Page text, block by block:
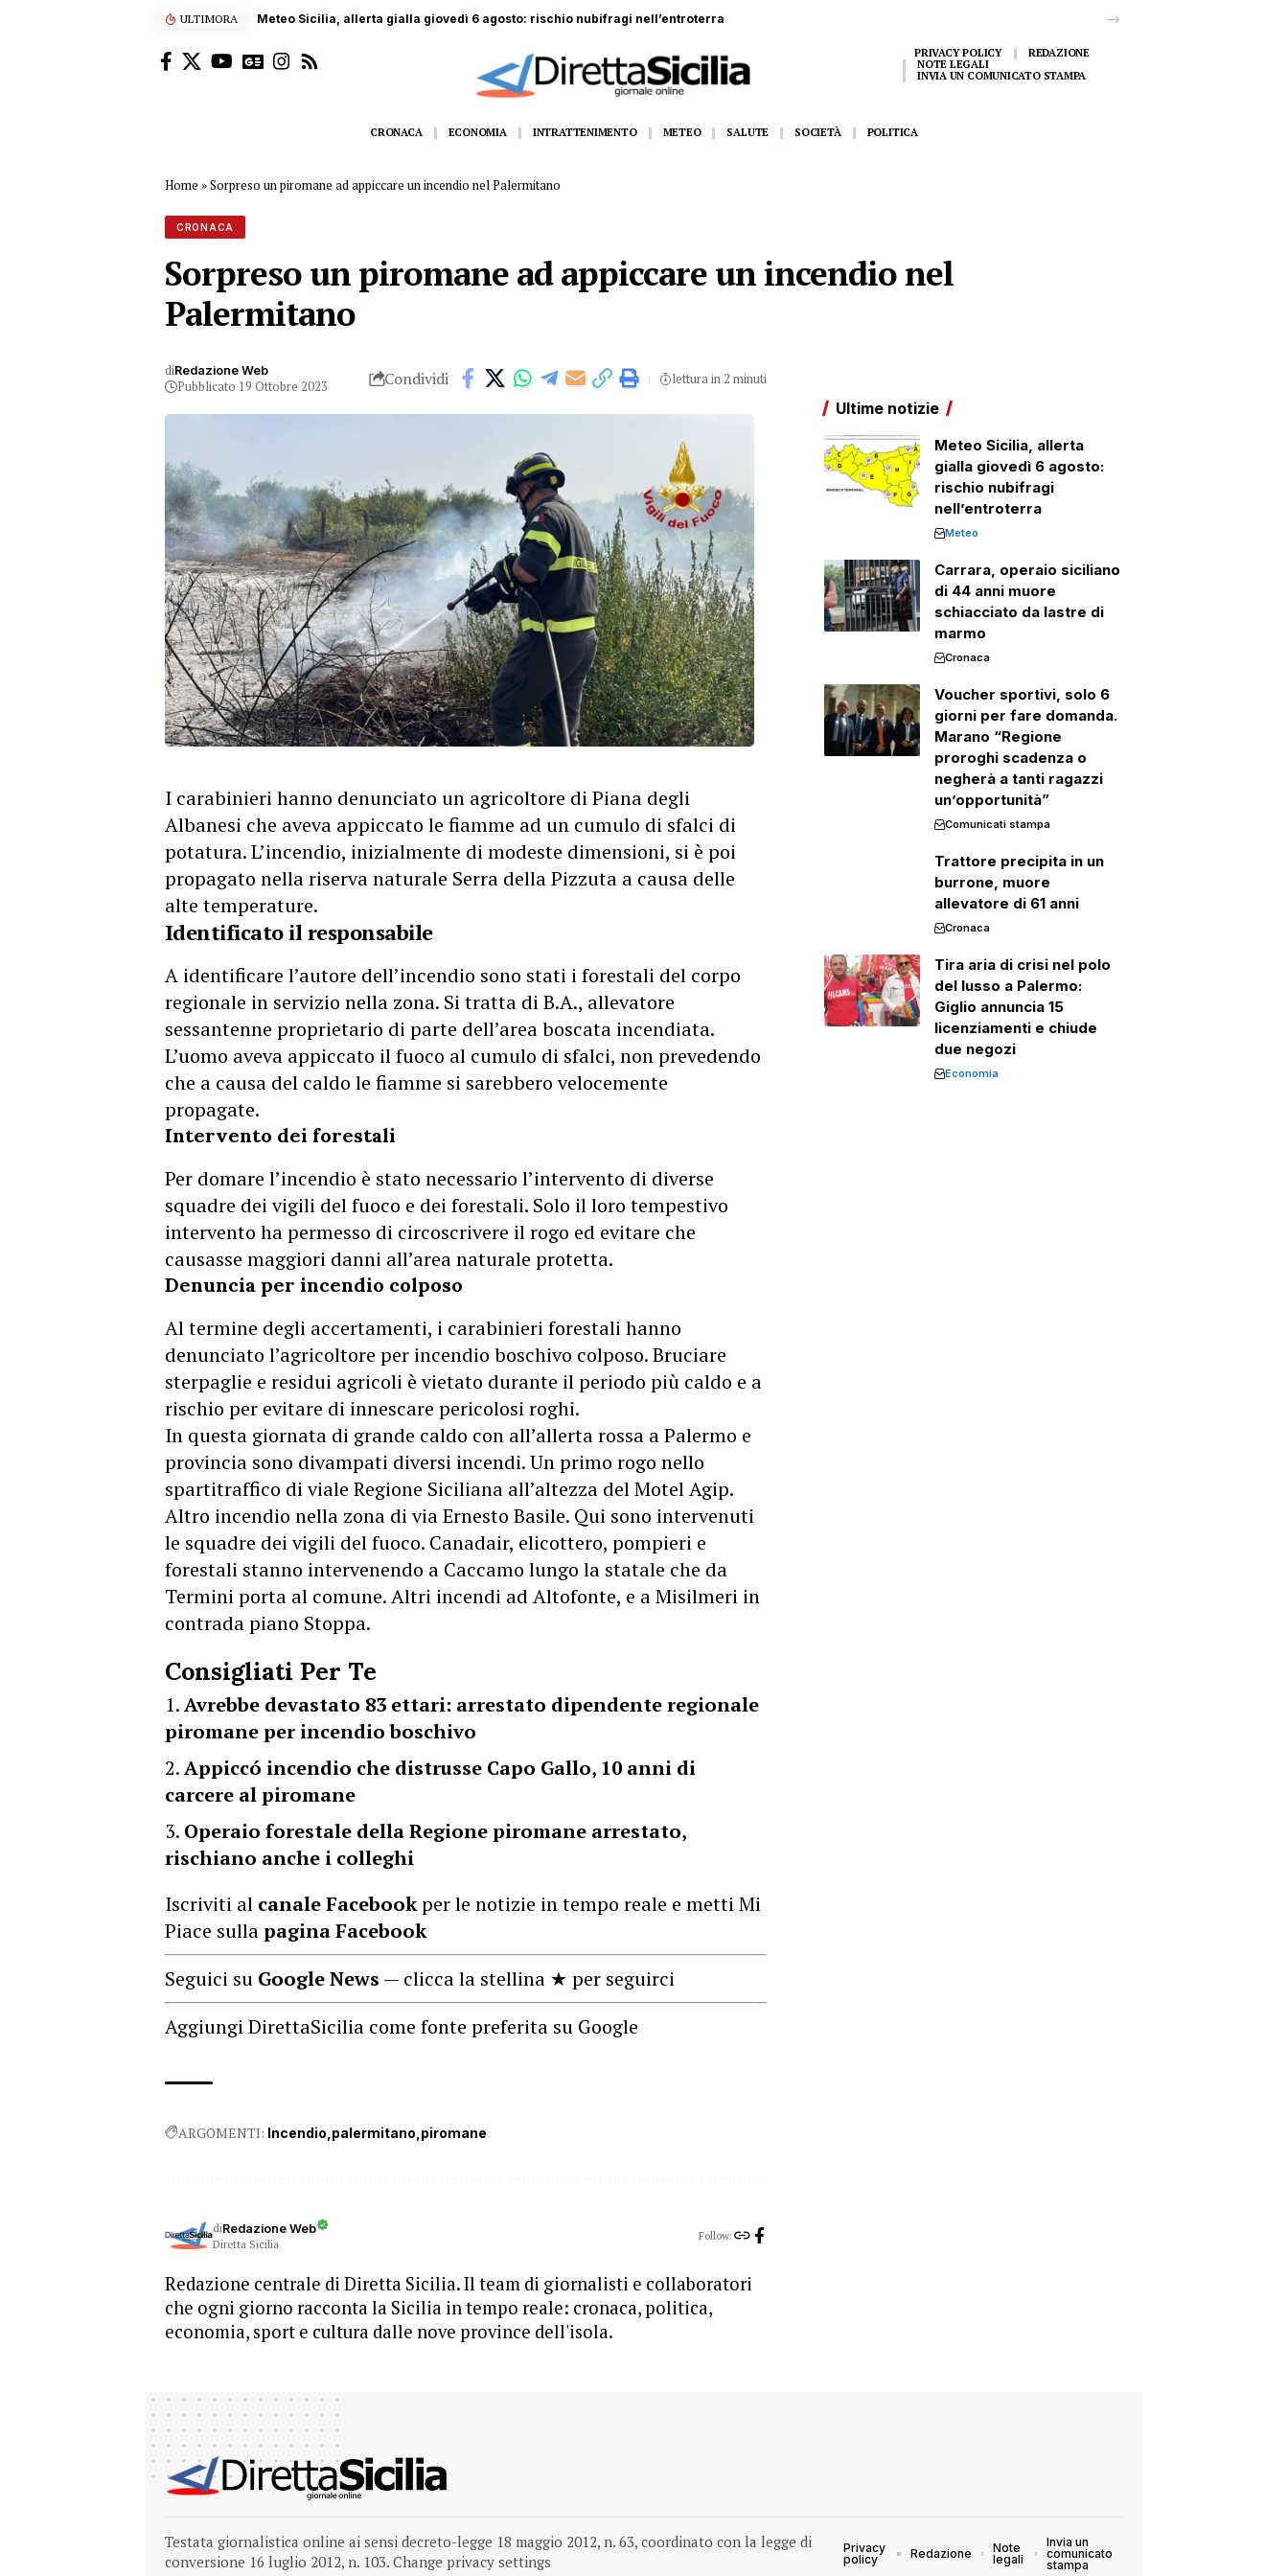
ULTIMORA Carrara, operaio siciliano di 44 anni muore schiacciato da lastre di marmo
PRIVACY POLICY
REDAZIONE
NOTE LEGALI
INVIA UN COMUNICATO STAMPA
CRONACA ECONOMIA INTRATTENIMENTO METEO SALUTE SOCIETÀ POLITICA
Home »Sorpreso un piromane ad appiccare un incendio nel Palermitano
CRONACA
Sorpreso un piromane ad appiccare un incendio nel
Palermitano
diRedazione Web
Pubblicato 19 Ottobre 2023 Condividi lettura in 2 minuti
I carabinieri hanno denunciato un agricoltore di Piana degli
Albanesi che aveva appiccato le fiamme ad un cumulo di sfalci di
potatura. L’incendio, inizialmente di modeste dimensioni, si è poi
propagato nella riserva naturale Serra della Pizzuta a causa delle
alte temperature.
Identificato il responsabile
A identificare l’autore dell’incendio sono stati i forestali del corpo
regionale in servizio nella zona. Si tratta di B.A., allevatore
sessantenne proprietario di parte dell’area boscata incendiata.
L’uomo aveva appiccato il fuoco al cumulo di sfalci, non prevedendo
che a causa del caldo le fiamme si sarebbero velocemente
propagate.
Intervento dei forestali
Per domare l’incendio è stato necessario l’intervento di diverse
squadre dei vigili del fuoco e dei forestali. Solo il loro tempestivo
intervento ha permesso di circoscrivere il rogo ed evitare che
causasse maggiori danni all’area naturale protetta.
Denuncia per incendio colposo
Al termine degli accertamenti, i carabinieri forestali hanno
denunciato l’agricoltore per incendio boschivo colposo. Bruciare
sterpaglie e residui agricoli è vietato durante il periodo più caldo e a
rischio per evitare di innescare pericolosi roghi.
In questa giornata di grande caldo con all’allerta rossa a Palermo e
provincia sono divampati diversi incendi. Un primo rogo nello
spartitraffico di viale Regione Siciliana all’altezza del Motel Agip.
Altro incendio nella zona di via Ernesto Basile. Qui sono intervenuti
le squadre dei vigili del fuoco. Canadair, elicottero, pompieri e
forestali stanno intervenendo a Caccamo lungo la statale che da
Termini porta al comune. Altri incendi ad Altofonte, e a Misilmeri in
contrada piano Stoppa.
Consigliati Per Te
Avrebbe devastato 83 ettari: arrestato dipendente regionale
piromane per incendio boschivo
Appiccó incendio che distrusse Capo Gallo, 10 anni di
carcere al piromane
Operaio forestale della Regione piromane arrestato,
rischiano anche i colleghi
Iscriviti al canale Facebookper le notizie in tempo reale e metti Mi
Piace sullapagina Facebook
Seguici su Google News — clicca la stellina ★ per seguirci
Aggiungi DirettaSicilia come fonte preferita su Google
ARGOMENTI: Incendio palermitano piromane
diRedazione Web
Diretta Sicilia
Follow:
Redazione centrale di Diretta Sicilia. Il team di giornalisti e collaboratori
che ogni giorno racconta la Sicilia in tempo reale: cronaca, politica,
economia, sport e cultura dalle nove province dell'isola.
Ultime notizie
Meteo Sicilia, allerta
gialla giovedì 6 agosto:
rischio nubifragi
nell’entroterra
Meteo
Carrara, operaio siciliano
di 44 anni muore
schiacciato da lastre di
marmo
Cronaca
Voucher sportivi, solo 6
giorni per fare domanda.
Marano “Regione
proroghi scadenza o
negherà a tanti ragazzi
un’opportunità”
Comunicati stampa
Trattore precipita in un
burrone, muore
allevatore di 61 anni
Cronaca
Tira aria di crisi nel polo
del lusso a Palermo:
Giglio annuncia 15
licenziamenti e chiude
due negozi
Economia
Testata giornalistica online ai sensi decreto-legge 18 maggio 2012, n. 63, coordinato con la legge di
conversione 16 luglio 2012, n. 103. Change privacy settings
Privacy
policy
Redazione
Note
legali
Invia un
comunicato
stampa